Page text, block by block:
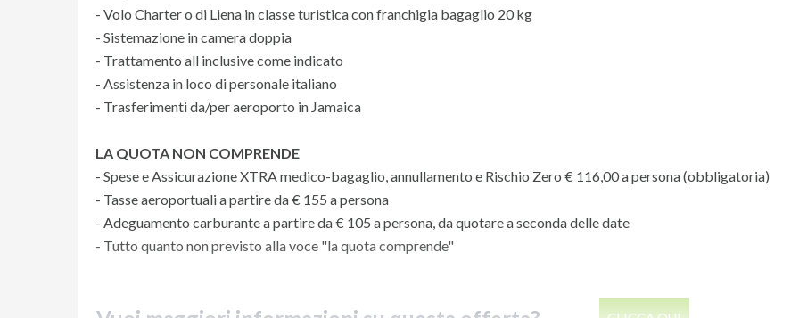
- Volo Charter o di Liena in classe turistica con franchigia bagaglio 20 kg
- Sistemazione in camera doppia
- Trattamento all inclusive come indicato
- Assistenza in loco di personale italiano
- Trasferimenti da/per aeroporto in Jamaica
LA QUOTA NON COMPRENDE
- Spese e Assicurazione XTRA medico-bagaglio, annullamento e Rischio Zero € 116,00 a persona (obbligatoria)
- Tasse aeroportuali a partire da € 155 a persona
- Adeguamento carburante a partire da € 105 a persona, da quotare a seconda delle date
- Tutto quanto non previsto alla voce "la quota comprende"